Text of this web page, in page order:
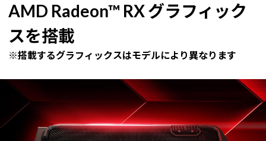
AMD Radeon™ RX グラフィック
スを搭載
※搭載するグラフィックスはモデルにより異なります